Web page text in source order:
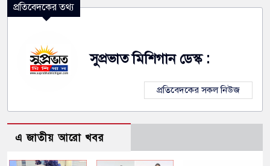
প্রতিবেদকের তথ্য
সুপ্রভাত মিশিগান ডেস্ক :
প্রতিবেদকের সকল নিউজ
এ জাতীয় আরো খবর